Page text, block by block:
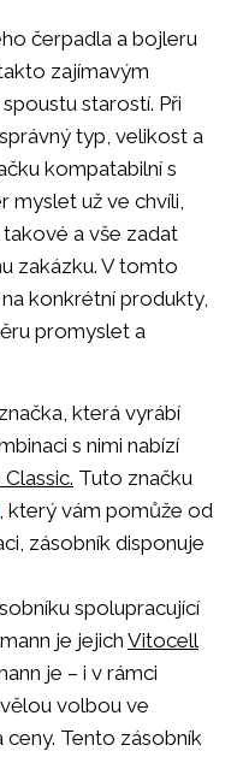
čerpadla a bojleru
zajímavým
starostí. Při
typ, velikost a
kompatabilní s
myslet už ve chvíli,
a vše zadat
zakázku. V tomto
konkrétní produkty,
promyslet a
která vyrábí
s nimi nabízí
Tuto značku
, který vám pomůže od
zásobník disponuje
spolupracující
je jejich Vitocell
je – i v rámci
volbou ve
Tento zásobník